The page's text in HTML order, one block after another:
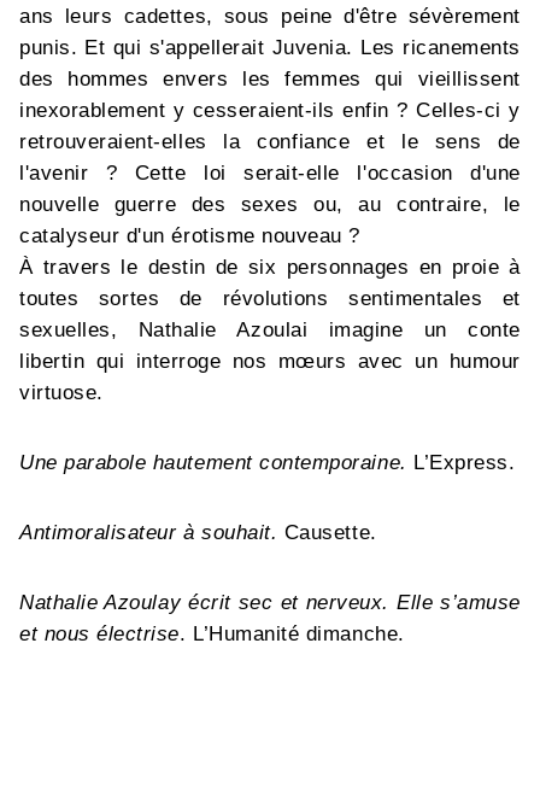
ans leurs cadettes, sous peine d'être sévèrement
punis. Et qui s'appellerait Juvenia. Les ricanements
des hommes envers les femmes qui vieillissent
inexorablement y cesseraient-ils enfin ? Celles-ci y
retrouveraient-elles la confiance et le sens de
l'avenir ? Cette loi serait-elle l'occasion d'une
nouvelle guerre des sexes ou, au contraire, le
catalyseur d'un érotisme nouveau ?
À travers le destin de six personnages en proie à
toutes sortes de révolutions sentimentales et
sexuelles, Nathalie Azoulai imagine un conte
libertin qui interroge nos mœurs avec un humour
virtuose.
Une parabole hautement contemporaine. L’Express.
Antimoralisateur à souhait. Causette.
Nathalie Azoulay écrit sec et nerveux. Elle s’amuse
et nous électrise. L’Humanité dimanche.